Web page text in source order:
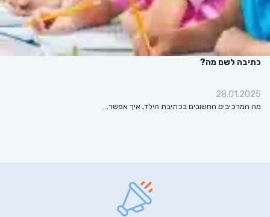
כתיבה לשם מה?
28.01.2025
מה המרכיבים החשובים בכתיבת הילד, איך אפשר…